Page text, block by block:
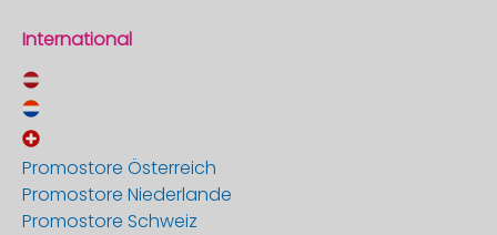
International
Promostore Österreich
Promostore Niederlande
Promostore Schweiz